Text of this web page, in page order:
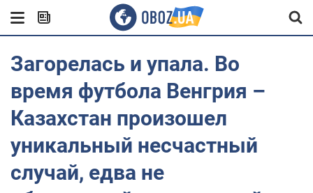
Загорелась и упала. Во
время футбола Венгрия –
Казахстан произошел
уникальный несчастный
случай, едва не